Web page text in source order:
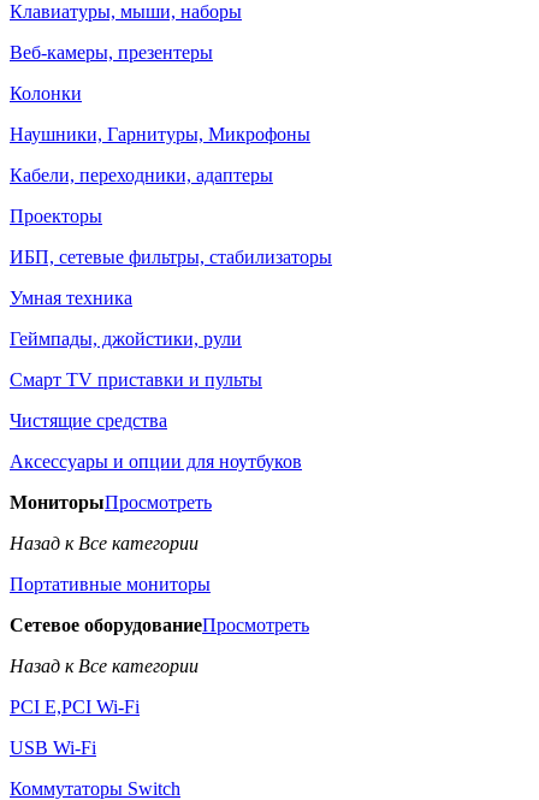
Клавиатуры, мыши, наборы
Веб-камеры, презентеры
Колонки
Наушники, Гарнитуры, Микрофоны
Кабели, переходники, адаптеры
Проекторы
ИБП, сетевые фильтры, стабилизаторы
Умная техника
Геймпады, джойстики, рули
Смарт TV приставки и пульты
Чистящие средства
Аксессуары и опции для ноутбуков
МониторыПросмотреть
Назад к Все категории
Портативные мониторы
Сетевое оборудованиеПросмотреть
Назад к Все категории
PCI E,PCI Wi-Fi
USB Wi-Fi
Коммутаторы Switch